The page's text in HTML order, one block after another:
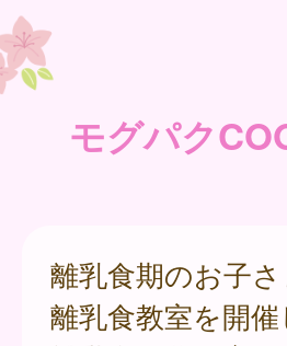
モグパク
離乳食期のお子
離乳食教室を開催